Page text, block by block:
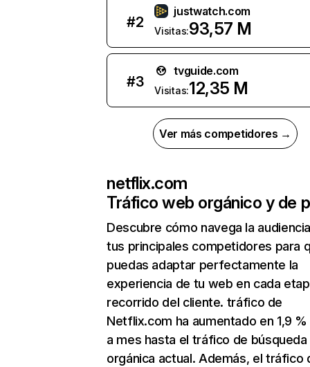
#2
justwatch.com
Visitas:93,57 M
#3
tvguide.com
Visitas:12,35 M
Ver más competidores →
netflix.com
Tráfico web orgánico y de
Descubre cómo navega la
tus principales competidores para
puedas adaptar perfectamente la
experiencia de tu web en cada
recorrido del cliente. tráfico de
Netflix.com ha aumentado en 1,9
a mes hasta el tráfico de búsqueda
orgánica actual. Además, el tráfico